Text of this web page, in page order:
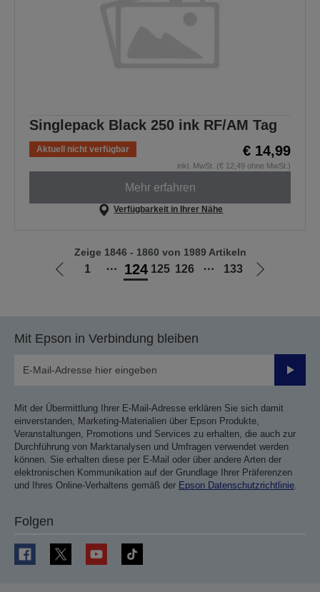
Singlepack Black 250 ink RF/AM Tag
Aktuell nicht verfügbar € 14,99
inkl. MwSt. (€ 12,49 ohne MwSt.)
Mehr erfahren
Verfügbarkeit in Ihrer Nähe
Zur
1 ⋯ 124 125 126 ⋯ 133
Zur
Zeige 1846 - 1860 von 1989 Artikeln
Mit Epson in Verbindung bleiben
Mit der Übermittlung Ihrer E-Mail-Adresse erklären Sie sich damit
einverstanden, Marketing-Materialien über Epson Produkte,
Veranstaltungen, Promotions und Services zu erhalten, die auch zur
Durchführung von Marktanalysen und Umfragen verwendet werden
können. Sie erhalten diese per E-Mail oder über andere Arten der
elektronischen Kommunikation auf der Grundlage Ihrer Präferenzen
und Ihres Online-Verhaltens gemäß der Epson Datenschutzrichtlinie.
Folgen